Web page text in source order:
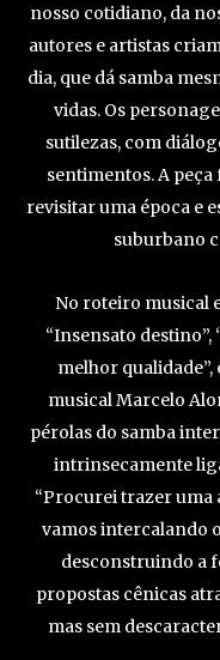
nosso cotidiano, da
autores e artistas
dia, que dá samba
vidas. Os
sutilezas, com
sentimentos. A
revisitar uma época e
suburbano
No roteiro musical
“Insensato destino”,
melhor
musical Marcelo
pérolas do samba
intrinsecamente
“Procurei trazer uma
vamos intercalando
desconstruindo a
propostas cênicas
mas sem